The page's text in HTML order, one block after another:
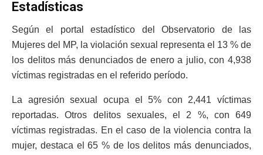
Estadísticas
Según el portal estadístico del Observatorio de las
Mujeres del MP, la violación sexual representa el 13 % de
los delitos más denunciados de enero a julio, con 4,938
víctimas registradas en el referido período.
La agresión sexual ocupa el 5% con 2,441 víctimas
reportadas. Otros delitos sexuales, el 2 %, con 649
víctimas registradas. En el caso de la violencia contra la
mujer, destaca el 65 % de los delitos más denunciados,